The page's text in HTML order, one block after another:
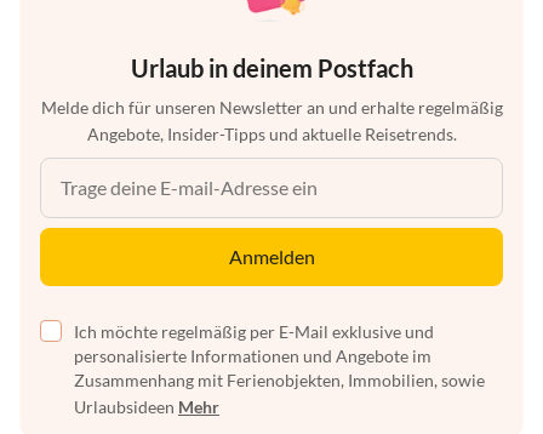
Urlaub in deinem Postfach
Melde dich für unseren Newsletter an und erhalte regelmäßig
Angebote, Insider-Tipps und aktuelle Reisetrends.
Anmelden
Ich möchte regelmäßig per E-Mail exklusive und
personalisierte Informationen und Angebote im
Zusammenhang mit Ferienobjekten, Immobilien, sowie
Urlaubsideen Mehr